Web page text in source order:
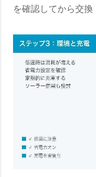
を確認してから交換